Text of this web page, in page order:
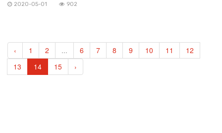
2020-05-01 902
‹ 1 2 ... 6 7 8 9 10 11
12
13
14 15 ›